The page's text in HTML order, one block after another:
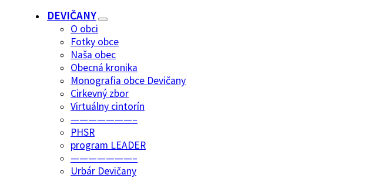
DEVIČANY
O obci
Fotky obce
Naša obec
Obecná kronika
Monografia obce Devičany
Cirkevný zbor
Virtuálny cintorín
———————–
PHSR
program LEADER
———————–
Urbár Devičany